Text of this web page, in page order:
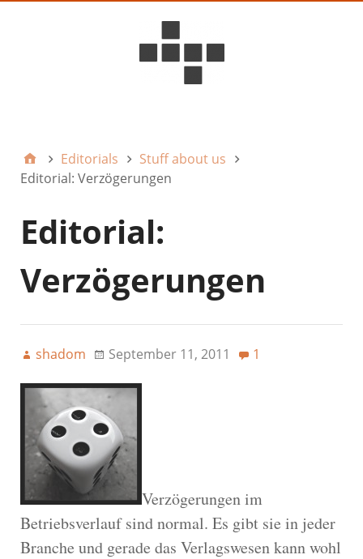
Editorials
Stuff about us
Editorial: Verzögerungen
Editorial:
Verzögerungen
shadom September 11, 2011 1
Verzögerungen im
Betriebsverlauf sind normal. Es gibt sie in jeder
Branche und gerade das Verlagswesen kann wohl